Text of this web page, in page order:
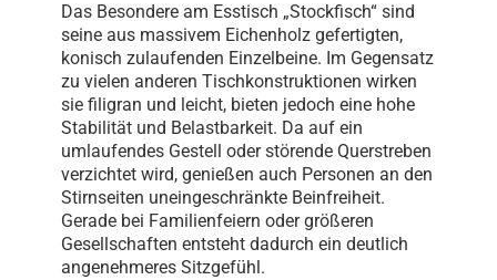
Das Besondere am Esstisch „Stockfisch“ sind
seine aus massivem Eichenholz gefertigten,
konisch zulaufenden Einzelbeine. Im Gegensatz
zu vielen anderen Tischkonstruktionen wirken
sie filigran und leicht, bieten jedoch eine hohe
Stabilität und Belastbarkeit. Da auf ein
umlaufendes Gestell oder störende Querstreben
verzichtet wird, genießen auch Personen an den
Stirnseiten uneingeschränkte Beinfreiheit.
Gerade bei Familienfeiern oder größeren
Gesellschaften entsteht dadurch ein deutlich
angenehmeres Sitzgefühl.